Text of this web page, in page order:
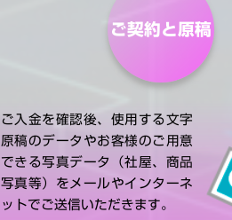
ご契約と原稿
ご入金を確認後、使用する文字
原稿のデータやお客様のご用意
できる写真データ（社屋、商品
写真等）をメールやインターネ
ットでご送信いただきます。